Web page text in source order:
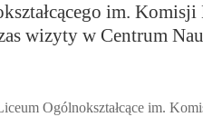
im.
wizyty w Centrum
Ogólnokształcące im.